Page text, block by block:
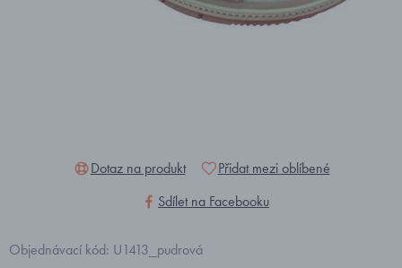
Dotaz na produkt
Přidat mezi oblíbené
Sdílet na Facebooku
Objednávací kód: U1413_pudrová